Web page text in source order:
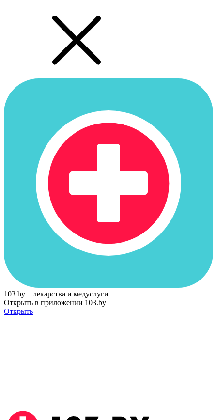
103.by – лекарства и медуслуги
Открыть в приложении 103.by
Открыть